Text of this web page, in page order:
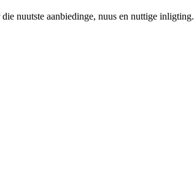
nuutste aanbiedinge, nuus en nuttige inligting.